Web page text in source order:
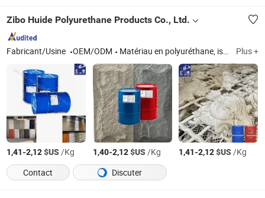
Zibo Huide Polyurethane Products Co., Ltd.
Fabricant/Usine OEM/ODM Matériau en polyuréthane, isocyanate, combinaison polyéther Plus +
1,41-2,12$US /Kg 1,40-2,12$US/Kg 1,41-2,12$US /Kg
Contact
Discuter